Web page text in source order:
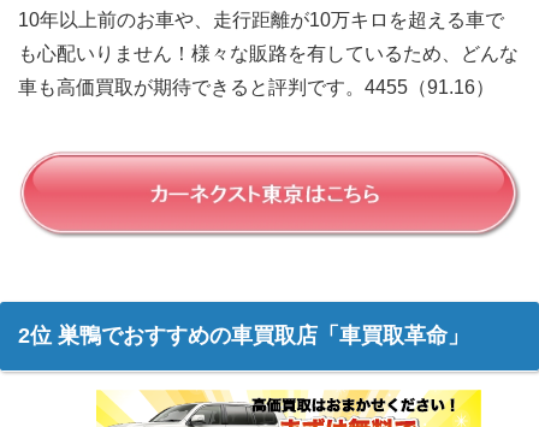
10年以上前のお車や、走行距離が10万キロを超える車で
も心配いりません！様々な販路を有しているため、どんな
車も高価買取が期待できると評判です。4455（91.16）
2位 巣鴨でおすすめの車買取店「車買取革命」